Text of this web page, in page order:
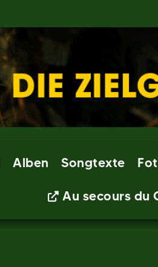
Alben Songtexte
Au secours du